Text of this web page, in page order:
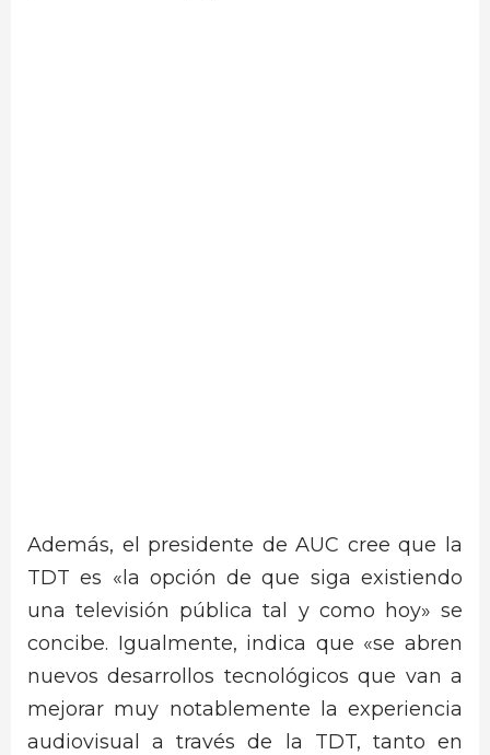
Además, el presidente de AUC cree que la
TDT es «la opción de que siga existiendo
una televisión pública tal y como hoy» se
concibe. Igualmente, indica que «se abren
nuevos desarrollos tecnológicos que van a
mejorar muy notablemente la experiencia
audiovisual a través de la TDT, tanto en